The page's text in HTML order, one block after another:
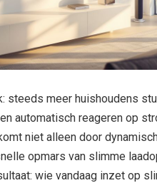
steeds meer huishoudens
automatisch reageren op
niet alleen door
opmars van slimme
wie vandaag inzet op